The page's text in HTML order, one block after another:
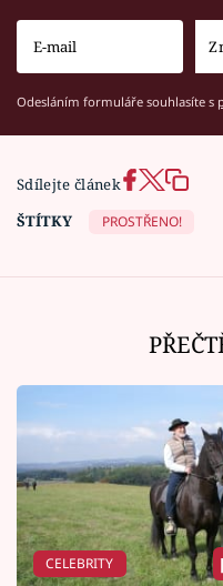
Odesláním formuláře souhlasíte s
Sdílejte článek
ŠTÍTKY
PROSTŘENO!
CELEBRITY